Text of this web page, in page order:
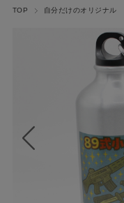
TOP 自分だけのオリジナル